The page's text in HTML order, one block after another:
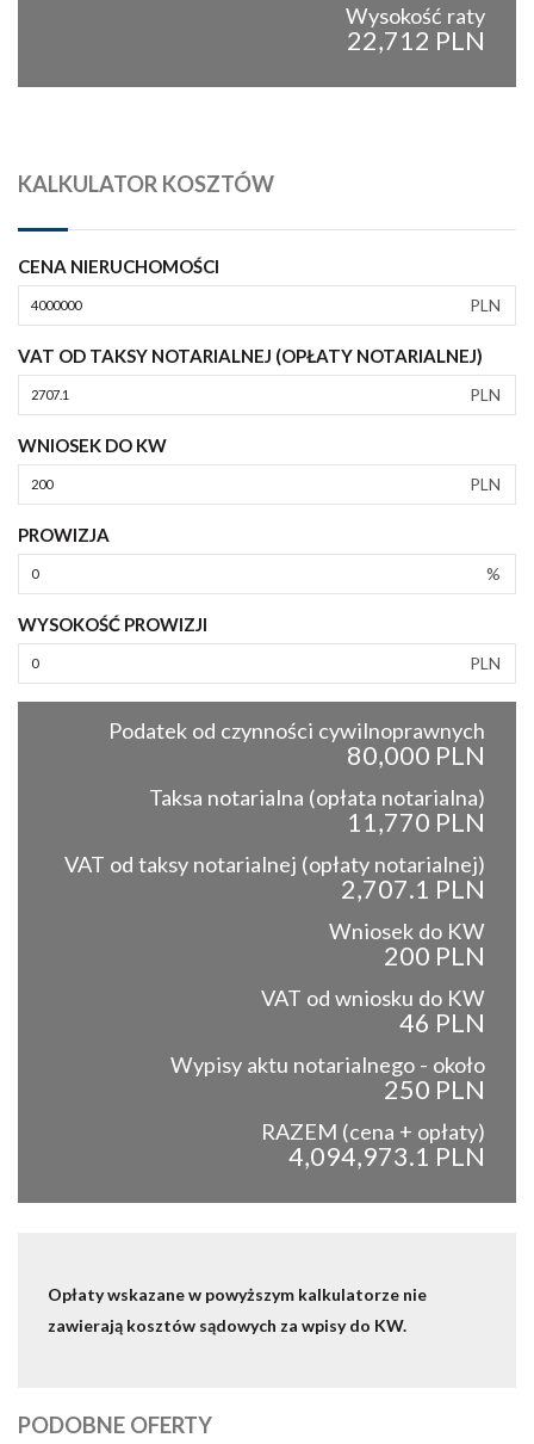
Wysokość raty
22,712 PLN
KALKULATOR KOSZTÓW
CENA NIERUCHOMOŚCI
PLN
VAT OD TAKSY NOTARIALNEJ (OPŁATY NOTARIALNEJ)
PLN
WNIOSEK DO KW
PLN
PROWIZJA
%
WYSOKOŚĆ PROWIZJI
PLN
Podatek od czynności cywilnoprawnych
80,000 PLN
Taksa notarialna (opłata notarialna)
11,770 PLN
VAT od taksy notarialnej (opłaty notarialnej)
2,707.1 PLN
Wniosek do KW
200 PLN
VAT od wniosku do KW
46 PLN
Wypisy aktu notarialnego - około
250 PLN
RAZEM (cena + opłaty)
4,094,973.1 PLN
Opłaty wskazane w powyższym kalkulatorze nie
zawierają kosztów sądowych za wpisy do KW.
PODOBNE OFERTY